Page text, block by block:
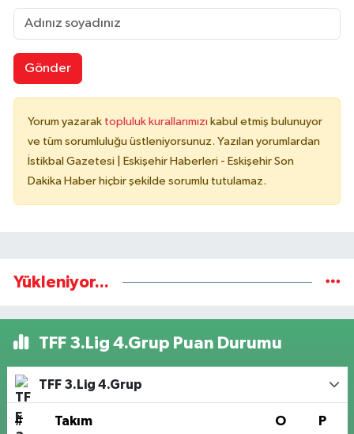
Gönder
Yorum yazarak topluluk kurallarımızı kabul etmiş bulunuyor
ve tüm sorumluluğu üstleniyorsunuz. Yazılan yorumlardan
İstikbal Gazetesi | Eskişehir Haberleri - Eskişehir Son
Dakika Haber hiçbir şekilde sorumlu tutulamaz.
Yükleniyor...
TFF 3.Lig 4.Grup Puan Durumu
TFF 3.Lig 4.Grup
# Takım O P